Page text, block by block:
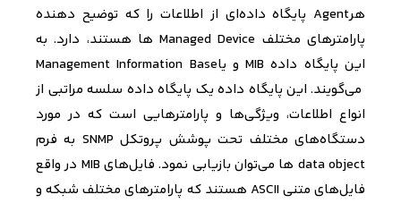
هرAgent پایگاه داده‌­ای از اطلاعات را که توضیح دهنده
پارامترهایمختلف Managed Device ها هستند، دارد. به
این پایگاه دادهMIB و یاManagement Information Base
می­‌گویند. این پایگاه داده یک پایگاه داده سلسه مراتبی از
انواع اطلاعات، ویژگی‌­ها و پارامترهایی است که در مورد
دستگاه‌­های مختلف تحت پوشش پروتکل SNMP به فرم
data object ها می‌­توان بازیابی نمود. فایل­‌های MIB در واقع
فایل­‌های متنی ASCII هستند که پارامترهای مختلف شبکه و